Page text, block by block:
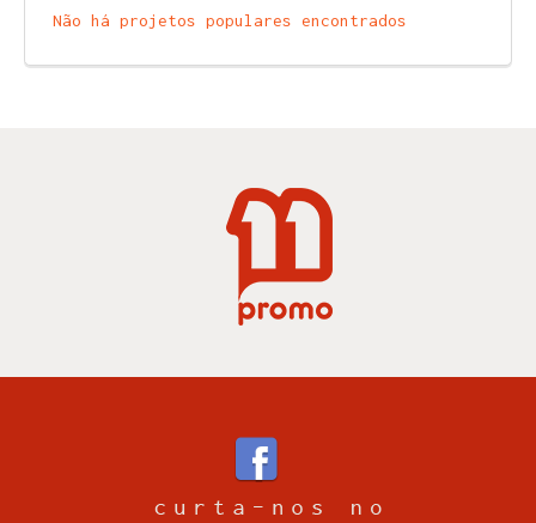
Não há projetos populares encontrados